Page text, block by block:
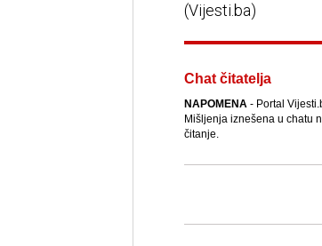
(Vijesti.ba)
Chat čitatelja
NAPOMENA- Portal
Mišljenja iznešena u chatu
čitanje.